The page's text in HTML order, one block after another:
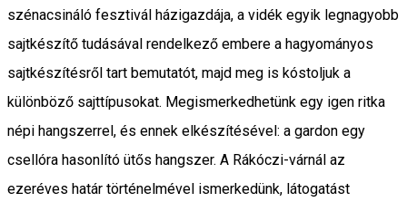
szénacsináló fesztivál házigazdája, a vidék egyik legnagyobb
sajtkészítő tudásával rendelkező embere a hagyományos
sajtkészítésről tart bemutatót, majd meg is kóstoljuk a
különböző sajttípusokat. Megismerkedhetünk egy igen ritka
népi hangszerrel, és ennek elkészítésével: a gardon egy
csellóra hasonlító ütős hangszer. A Rákóczi-várnál az
ezeréves határ történelmével ismerkedünk, látogatást